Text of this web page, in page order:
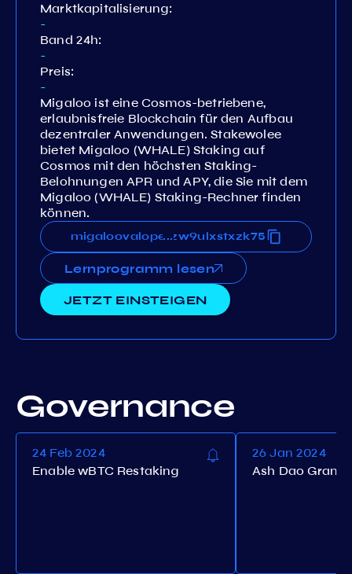
Marktkapitalisierung:
-
Band 24h:
-
Preis:
-
Migaloo ist eine Cosmos-betriebene,
erlaubnisfreie Blockchain für den Aufbau
dezentraler Anwendungen. Stakewolee
bietet Migaloo (WHALE) Staking auf
Cosmos mit den höchsten Staking-
Belohnungen APR und APY, die Sie mit dem
Migaloo (WHALE) Staking-Rechner finden
können.
...
Lernprogramm lesen
JETZT EINSTEIGEN
Governance
24 Feb 2024
Enable wBTC Restaking
26 Jan 2024
Ash Dao Grant